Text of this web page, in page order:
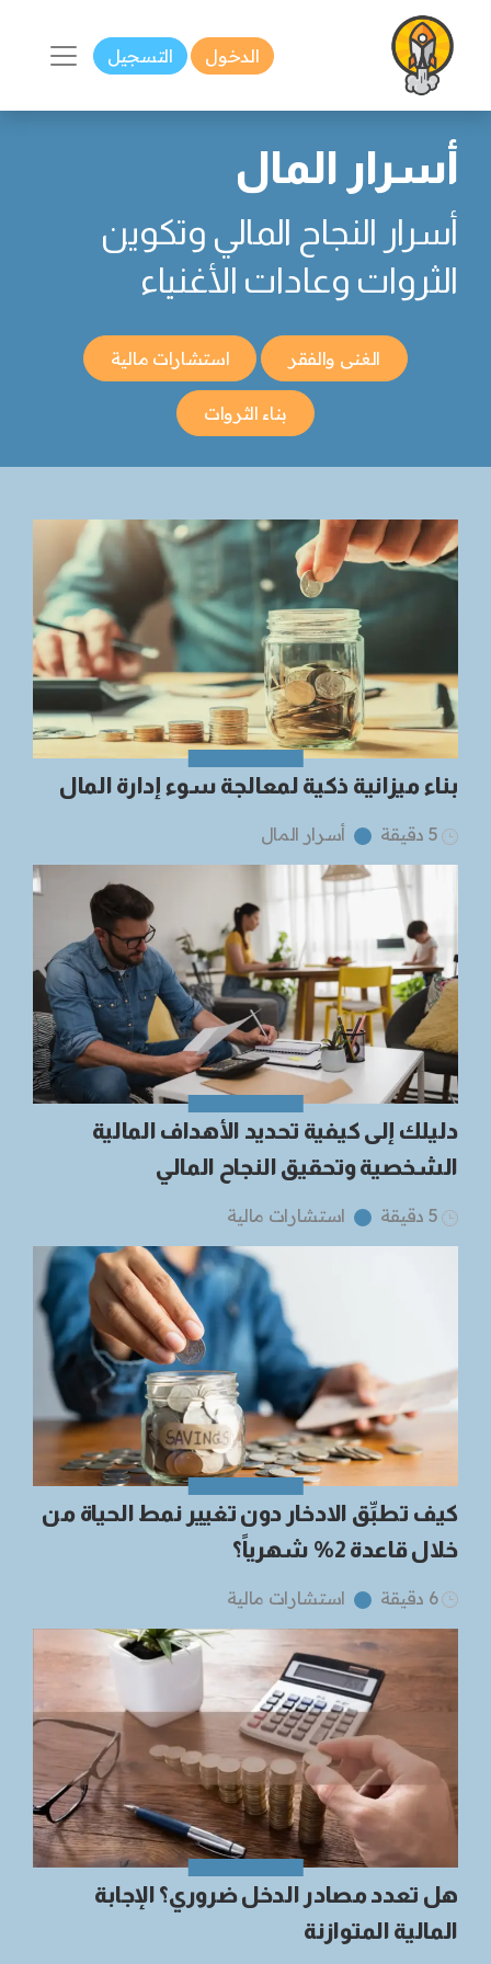
الدخول التسجيل
أسرار المال
أسرار النجاح المالي وتكوين
الثروات وعادات الأغنياء
الغنى والفقر استشارات مالية
بناء الثروات
بناء ميزانية ذكية لمعالجة سوء إدارة المال
5 دقيقة أسرار المال
دليلك إلى كيفية تحديد الأهداف المالية
الشخصية وتحقيق النجاح المالي
5 دقيقة استشارات مالية
كيف تطبِّق الادخار دون تغيير نمط الحياة من
خلال قاعدة 2% شهرياً؟
6 دقيقة استشارات مالية
هل تعدد مصادر الدخل ضروري؟ الإجابة
المالية المتوازنة